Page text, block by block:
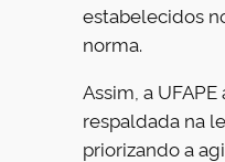
estabelecidos
norma.
Assim, a
respaldada na
priorizando a